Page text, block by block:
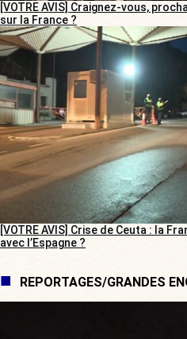
[VOTRE AVIS] Craignez-vous,
sur la France ?
[VOTRE AVIS] Crise de Ceuta : la
avec l’Espagne ?
REPORTAGES/GRANDES